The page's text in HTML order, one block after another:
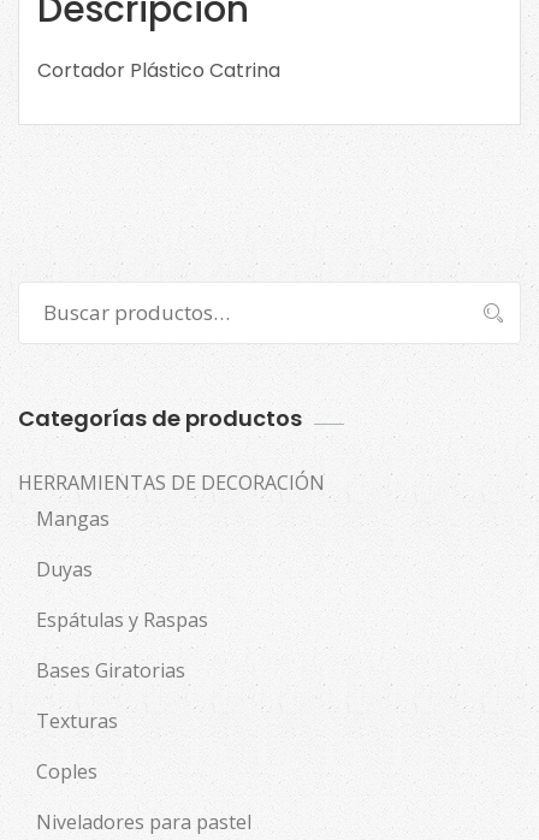
Cortador Plástico Catrina
por:
Buscar
Categorías de productos
HERRAMIENTAS DE DECORACIÓN
Mangas
Duyas
Espátulas y Raspas
Bases Giratorias
Texturas
Coples
Niveladores para pastel